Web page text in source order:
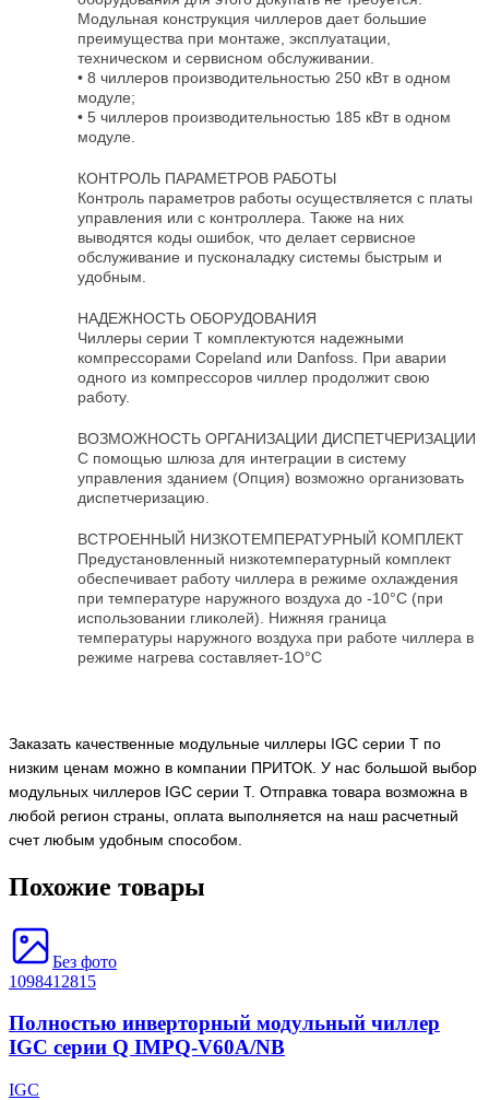
Модульная конструкция чиллеров дает большие
преимущества при монтаже, эксплуатации,
техническом и сервисном обслуживании.
• 8 чиллеров производительностью 250 кВт в одном
модуле;
• 5 чиллеров производительностью 185 кВт в одном
модуле.
КОНТРОЛЬ ПАРАМЕТРОВ РАБОТЫ
Контроль параметров работы осуществляется с платы
управления или с контроллера. Также на них
выводятся коды ошибок, что делает сервисное
обслуживание и пусконаладку системы быстрым и
удобным.
НАДЕЖНОСТЬ ОБОРУДОВАНИЯ
Чиллеры серии Т комплектуются надежными
компрессорами Copeland или Danfoss. При аварии
одного из компрессоров чиллер продолжит свою
работу.
ВОЗМОЖНОСТЬ ОРГАНИЗАЦИИ ДИСПЕТЧЕРИЗАЦИИ
С помощью шлюза для интеграции в систему
управления зданием (Опция) возможно организовать
диспетчеризацию.
ВСТРОЕННЫЙ НИЗКОТЕМПЕРАТУРНЫЙ КОМПЛЕКТ
Предустановленный низкотемпературный комплект
обеспечивает работу чиллера в режиме охлаждения
при температуре наружного воздуха до -10°С (при
использовании гликолей). Нижняя граница
температуры наружного воздуха при работе чиллера в
режиме нагрева составляет-1О°С
Заказать качественные модульные чиллеры IGC серии T по
низким ценам можно в компании ПРИТОК. У нас большой выбор
модульных чиллеров IGC серии T . Отправка товара возможна в
любой регион страны, оплата выполняется на наш расчетный
счет любым удобным способом.
Похожие товары
Без фото
1098412815
Полностью инверторный модульный чиллер
IGC серии Q IMPQ-V60A/NB
IGC